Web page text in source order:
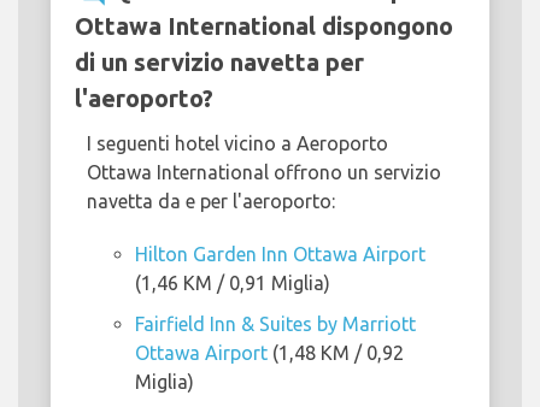
Ottawa International dispongono
di un servizio navetta per
l'aeroporto?
I seguenti hotel vicino a Aeroporto
Ottawa International offrono un servizio
navetta da e per l'aeroporto:
Hilton Garden Inn Ottawa Airport
(1,46 KM / 0,91 Miglia)
Fairfield Inn & Suites by Marriott
Ottawa Airport (1,48 KM / 0,92
Miglia)